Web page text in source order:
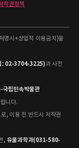
작권정책
명시+상업적 이용금지)을
: 02-3704-3225)과 사전
국립민속박물관
니다.
, 이용 전 반드시 저작권
, 유물과학과(031-580-